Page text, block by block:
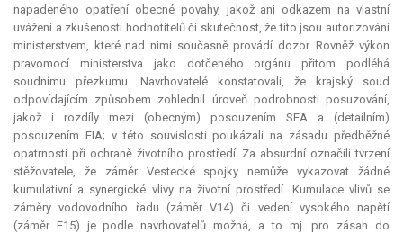
napadeného opatření obecné povahy, jakož ani odkazem na vlastní
uvážení a zkušenosti hodnotitelů či skutečnost, že tito jsou autorizováni
ministerstvem, které nad nimi současně provádí dozor. Rovněž výkon
pravomocí ministerstva jako dotčeného orgánu přitom podléhá
soudnímu přezkumu. Navrhovatelé konstatovali, že krajský soud
odpovídajícím způsobem zohlednil úroveň podrobnosti posuzování,
jakož i rozdíly mezi (obecným) posouzením SEA a (detailním)
posouzením EIA; v této souvislosti poukázali na zásadu předběžné
opatrnosti při ochraně životního prostředí. Za absurdní označili tvrzení
stěžovatele, že záměr Vestecké spojky nemůže vykazovat žádné
kumulativní a synergické vlivy na životní prostředí. Kumulace vlivů se
záměry vodovodního řadu (záměr V14) či vedení vysokého napětí
(záměr E15) je podle navrhovatelů možná, a to mj. pro zásah do